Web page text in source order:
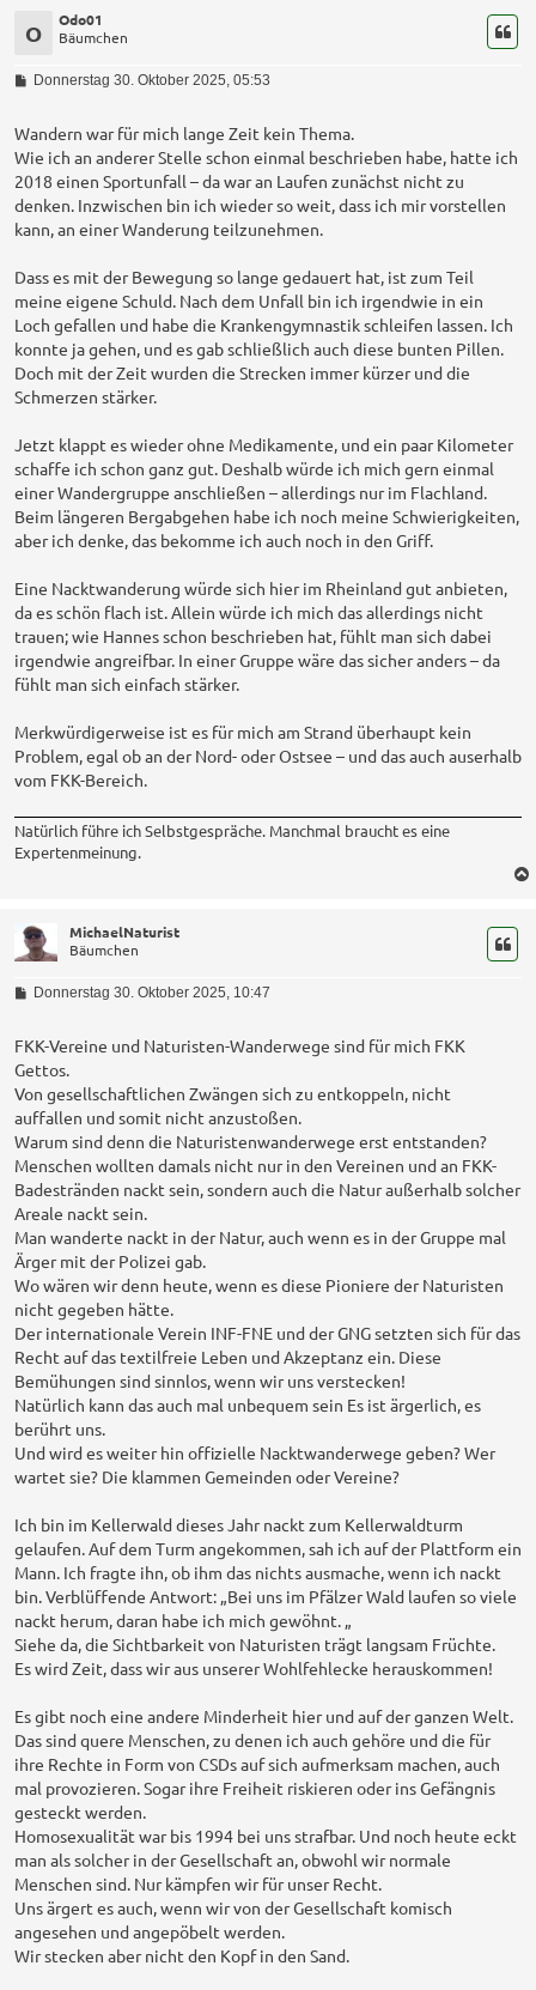
O
Odo01
Bäumchen
B
t
a
g
Donnerstag 30. Oktober 2025, 05:53
Wandern war für mich lange Zeit kein Thema.
Wie ich an anderer Stelle schon einmal beschrieben habe, hatte ich
2018 einen Sportunfall – da war an Laufen zunächst nicht zu
denken. Inzwischen bin ich wieder so weit, dass ich mir vorstellen
kann, an einer Wanderung teilzunehmen.
Dass es mit der Bewegung so lange gedauert hat, ist zum Teil
meine eigene Schuld. Nach dem Unfall bin ich irgendwie in ein
Loch gefallen und habe die Krankengymnastik schleifen lassen. Ich
konnte ja gehen, und es gab schließlich auch diese bunten Pillen.
Doch mit der Zeit wurden die Strecken immer kürzer und die
Schmerzen stärker.
Jetzt klappt es wieder ohne Medikamente, und ein paar Kilometer
schaffe ich schon ganz gut. Deshalb würde ich mich gern einmal
einer Wandergruppe anschließen – allerdings nur im Flachland.
Beim längeren Bergabgehen habe ich noch meine Schwierigkeiten,
aber ich denke, das bekomme ich auch noch in den Griff.
Eine Nacktwanderung würde sich hier im Rheinland gut anbieten,
da es schön flach ist. Allein würde ich mich das allerdings nicht
trauen; wie Hannes schon beschrieben hat, fühlt man sich dabei
irgendwie angreifbar. In einer Gruppe wäre das sicher anders – da
fühlt man sich einfach stärker.
Merkwürdigerweise ist es für mich am Strand überhaupt kein
Problem, egal ob an der Nord- oder Ostsee – und das auch auserhalb
vom FKK-Bereich.
Natürlich führe ich Selbstgespräche. Manchmal braucht es eine
Expertenmeinung.
MichaelNaturist
Bäumchen
B
t
a
g
Donnerstag 30. Oktober 2025, 10:47
FKK-Vereine und Naturisten-Wanderwege sind für mich FKK
Gettos.
Von gesellschaftlichen Zwängen sich zu entkoppeln, nicht
auffallen und somit nicht anzustoßen.
Warum sind denn die Naturistenwanderwege erst entstanden?
Menschen wollten damals nicht nur in den Vereinen und an FKK-
Badestränden nackt sein, sondern auch die Natur außerhalb solcher
Areale nackt sein.
Man wanderte nackt in der Natur, auch wenn es in der Gruppe mal
Ärger mit der Polizei gab.
Wo wären wir denn heute, wenn es diese Pioniere der Naturisten
nicht gegeben hätte.
Der internationale Verein INF-FNE und der GNG setzten sich für das
Recht auf das textilfreie Leben und Akzeptanz ein. Diese
Bemühungen sind sinnlos, wenn wir uns verstecken!
Natürlich kann das auch mal unbequem sein Es ist ärgerlich, es
berührt uns.
Und wird es weiter hin offizielle Nacktwanderwege geben? Wer
wartet sie? Die klammen Gemeinden oder Vereine?
Ich bin im Kellerwald dieses Jahr nackt zum Kellerwaldturm
gelaufen. Auf dem Turm angekommen, sah ich auf der Plattform ein
Mann. Ich fragte ihn, ob ihm das nichts ausmache, wenn ich nackt
bin. Verblüffende Antwort: „Bei uns im Pfälzer Wald laufen so viele
nackt herum, daran habe ich mich gewöhnt. „
Siehe da, die Sichtbarkeit von Naturisten trägt langsam Früchte.
Es wird Zeit, dass wir aus unserer Wohlfehlecke herauskommen!
Es gibt noch eine andere Minderheit hier und auf der ganzen Welt.
Das sind quere Menschen, zu denen ich auch gehöre und die für
ihre Rechte in Form von CSDs auf sich aufmerksam machen, auch
mal provozieren. Sogar ihre Freiheit riskieren oder ins Gefängnis
gesteckt werden.
Homosexualität war bis 1994 bei uns strafbar. Und noch heute eckt
man als solcher in der Gesellschaft an, obwohl wir normale
Menschen sind. Nur kämpfen wir für unser Recht.
Uns ärgert es auch, wenn wir von der Gesellschaft komisch
angesehen und angepöbelt werden.
Wir stecken aber nicht den Kopf in den Sand.